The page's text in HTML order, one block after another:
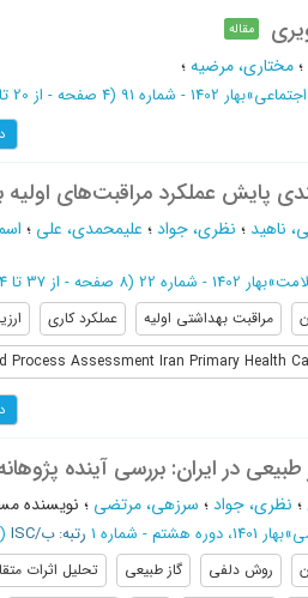
مقاله
؛مختاری، مرضیه؛
»بهار 1402 - شماره 91 (‎4 صفحه - از 20 تا 23
پایش عملکرد مراقبت‌های اولیه
ناهید ؛ نظری، جواد؛ علیمحمدی، علی ؛
»بهار 1402 - شماره 22 (‎8 صفحه - از 37 تا 44
مراقبت بهداشتی اولیه عملکرد کاری
Process Assessment Iran Primary Health
در ایران: بررسی آینده پژوهانه
؛ نظری، جواد؛ سرزهی، مرتضی ؛ نویسنده
»بهار 1401، دوره هشتم - شماره 1 رتبه: ب/ISC (‎16 صفحه -
روش دلفی گاز طبیعی تحلیل اثرات